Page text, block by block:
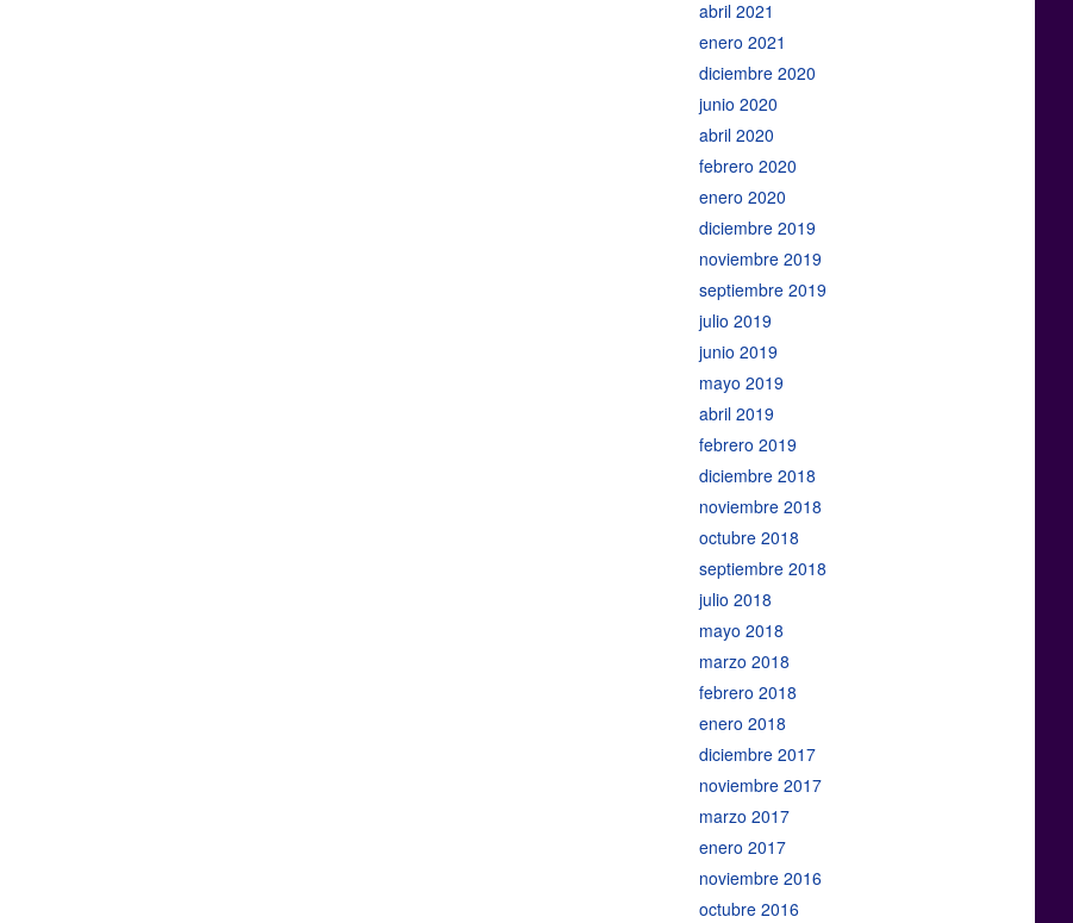
abril 2021
enero 2021
diciembre 2020
junio 2020
abril 2020
febrero 2020
enero 2020
diciembre 2019
noviembre 2019
septiembre 2019
julio 2019
junio 2019
mayo 2019
abril 2019
febrero 2019
diciembre 2018
noviembre 2018
octubre 2018
septiembre 2018
julio 2018
mayo 2018
marzo 2018
febrero 2018
enero 2018
diciembre 2017
noviembre 2017
marzo 2017
enero 2017
noviembre 2016
octubre 2016